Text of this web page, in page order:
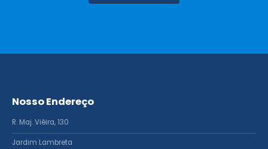
Nosso Endereço
R. Maj. Viêira, 130
Jardim Lambreta